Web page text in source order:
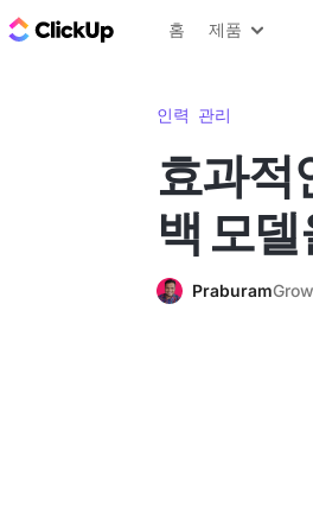
ClickUp 블로그
홈 제품
인력 관리
효과적
백 모
Praburam